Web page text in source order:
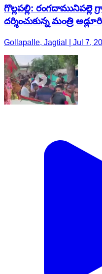
గొల్లపల్లి:
దర్శించుకున్న మంత్రి
Gollapalle, Jagtial | Jul 7,